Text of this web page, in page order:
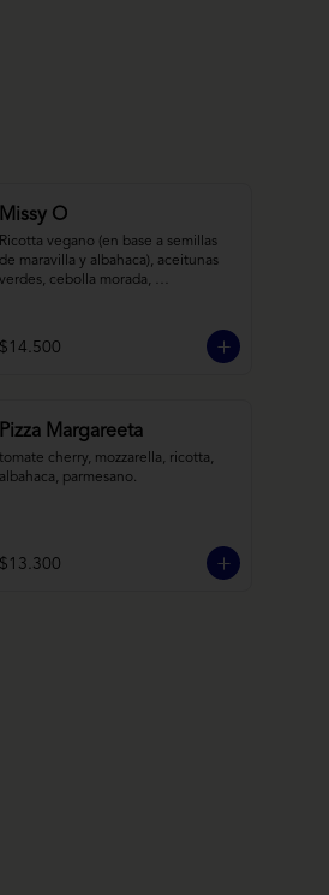
Missy O
Ricotta vegano (en base a semillas
de maravilla y albahaca), aceitunas
verdes, cebolla morada,
$14.500
Pizza Margareeta
tomate cherry, mozzarella, ricotta,
albahaca, parmesano.
$13.300